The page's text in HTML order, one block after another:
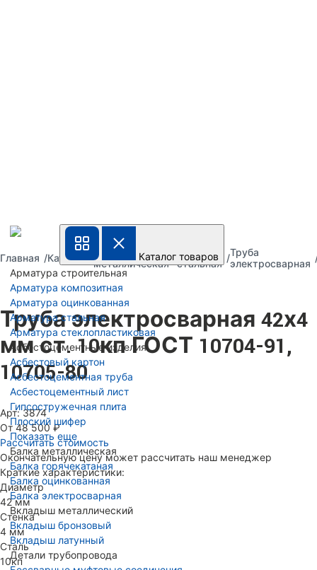
Каталог товаров
Арматура строительная
Арматура композитная
Арматура оцинкованная
Арматура стальная
Арматура стеклопластиковая
Асбестоцементные изделия
Асбестовый картон
Асбестоцементная труба
Асбестоцементный лист
Гипсостружечная плита
Плоский шифер
Показать еще
Балка металлическая
Балка горячекатаная
Балка оцинкованная
Балка электросварная
Вкладыш металлический
Вкладыш бронзовый
Вкладыш латунный
Детали трубопровода
Главная Каталог
Труба
металлическая
Труба
стальная
Труба
электросварная
Труба электросварная 42х4
мм ст. 10кп ГОСТ 10704-91,
10705-80
Арт: 3874
От 48 500 ₽
Рассчитать стоимость
Окончательную цену может рассчитать наш менеджер
Краткие характеристики:
Диаметр
42 мм
Стенка
4 мм
Сталь
10кп